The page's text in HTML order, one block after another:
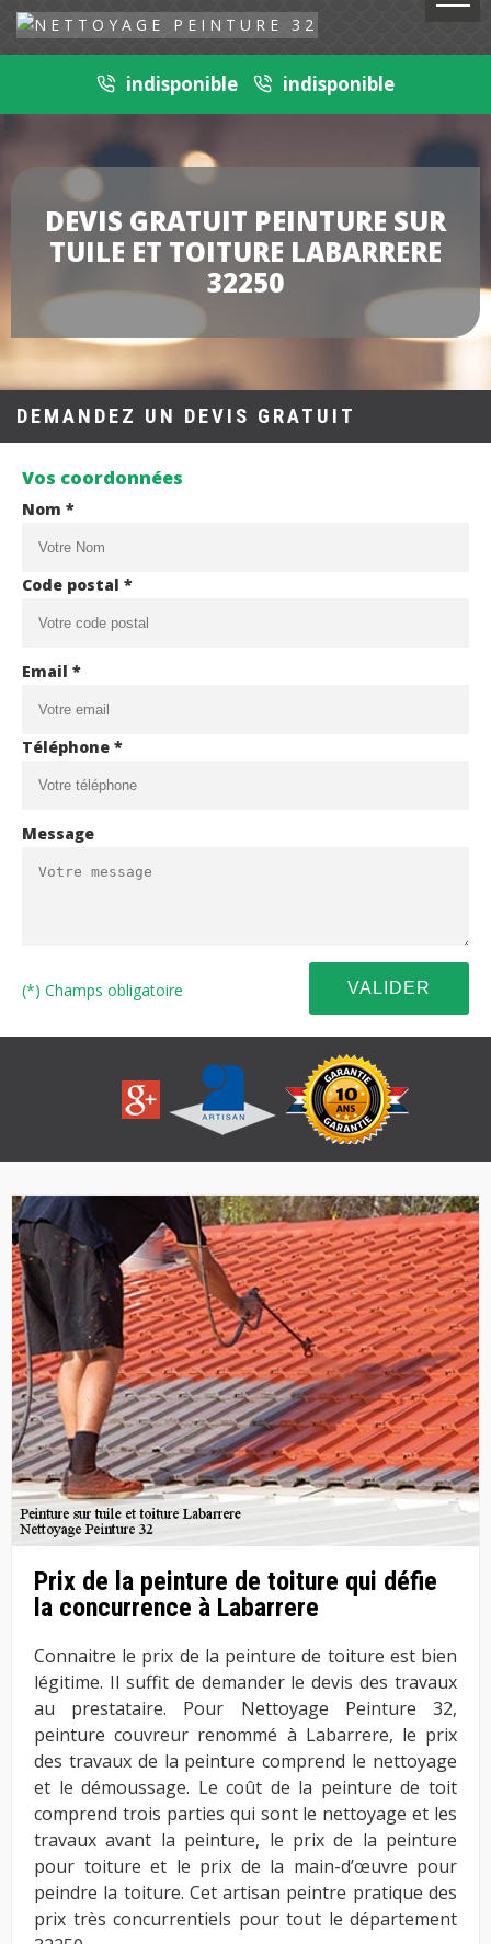
indisponible indisponible
DEVIS GRATUIT PEINTURE SUR
TUILE ET TOITURE LABARRERE
32250
DEMANDEZ UN DEVIS GRATUIT
Vos coordonnées
Nom *
Code postal *
Email *
Téléphone *
Message
(*) Champs obligatoire
Prix de la peinture de toiture qui défie
la concurrence à Labarrere
Connaitre le prix de la peinture de toiture est bien
légitime. Il suffit de demander le devis des travaux
au prestataire. Pour Nettoyage Peinture 32,
peinture couvreur renommé à Labarrere, le prix
des travaux de la peinture comprend le nettoyage
et le démoussage. Le coût de la peinture de toit
comprend trois parties qui sont le nettoyage et les
travaux avant la peinture, le prix de la peinture
pour toiture et le prix de la main-d’œuvre pour
peindre la toiture. Cet artisan peintre pratique des
prix très concurrentiels pour tout le département